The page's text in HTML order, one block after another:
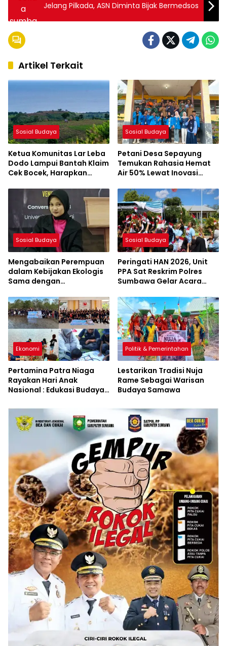
Jelang Pilkada, ASN Diminta Bijak Bermedsos
Artikel Terkait
Sosial Budaya
Ketua Komunitas Lar Leba
Dodo Lampui Bantah Klaim
Cek Bocek, Harapkan
Makam Leluhur
Sosial Budaya
Petani Desa Sepayung
Temukan Rahasia Hemat
Air 50% Lewat Inovasi
Sosial Budaya
Mengabaikan Perempuan
dalam Kebijakan Ekologis
Sama dengan
Lingkungan
Sosial Budaya
Peringati HAN 2026, Unit
PPA Sat Reskrim Polres
Sumbawa Gelar Acara
Jorok
Ekonomi
Pertamina Patra Niaga
Rayakan Hari Anak
Nasional : Edukasi Budaya
Lingkungan
Politik & Pemerintahan
Lestarikan Tradisi Nuja
Rame Sebagai Warisan
Budaya Samawa